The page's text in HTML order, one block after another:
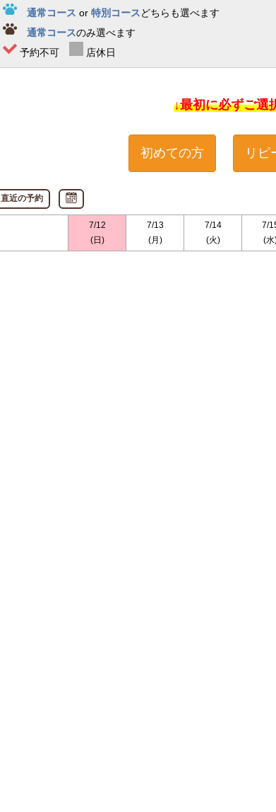
通常コース or 特別コースどちらも選べます
通常コースのみ選べます
予約不可
店休日
↓最初に必ずご選
初めての方 リピ
直近の予約
7/12
(日)
7/13
(月)
7/14
(火)
7/
(水